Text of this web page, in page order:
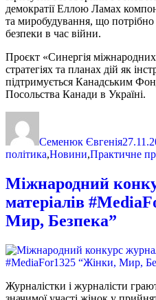
демократії Еллою Ламах
та миробудування, що потрібно
безпеки в час війни.
Проєкт «Синергія міжнародних
стратегіях та планах дій як
підтримується Канадським
Посольства Канади в Україні.
Семенюк Євгенія
політика,Новини,Практичне
Міжнародний
матеріалів
Мир, Безпека”
Журналістки і журналісти